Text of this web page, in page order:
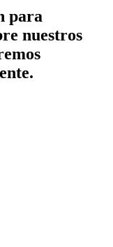
para
nuestros